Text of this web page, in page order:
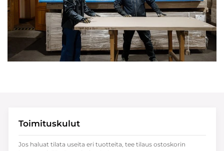
Toimituskulut
Jos haluat tilata useita eri tuotteita, tee tilaus ostoskorin